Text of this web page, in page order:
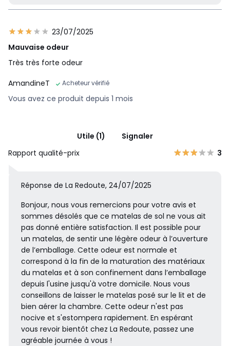
23/07/2025
Mauvaise odeur
Très très forte odeur
AmandineT
Acheteur vérifié
Vous avez ce produit depuis 1 mois
Utile (1)
Signaler
Rapport qualité-prix
3
Réponse de La Redoute, 24/07/2025
Bonjour, nous vous remercions pour votre avis et
sommes désolés que ce matelas de sol ne vous ait
pas donné entière satisfaction. Il est possible pour
un matelas, de sentir une légère odeur à l’ouverture
de l’emballage. Cette odeur est normale et
correspond à la fin de la maturation des matériaux
du matelas et à son confinement dans l’emballage
depuis l'usine jusqu'à votre domicile. Nous vous
conseillons de laisser le matelas posé sur le lit et de
bien aérer la chambre. Cette odeur n'est pas
nocive et s'estompera rapidement. En espérant
vous revoir bientôt chez La Redoute, passez une
agréable journée à vous !